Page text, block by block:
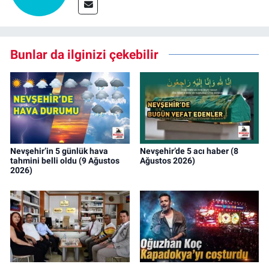
Bunlar da ilginizi çekebilir
Nevşehir’in 5 günlük hava
tahmini belli oldu (9 Ağustos
2026)
Nevşehir’de 5 acı haber (8
Ağustos 2026)